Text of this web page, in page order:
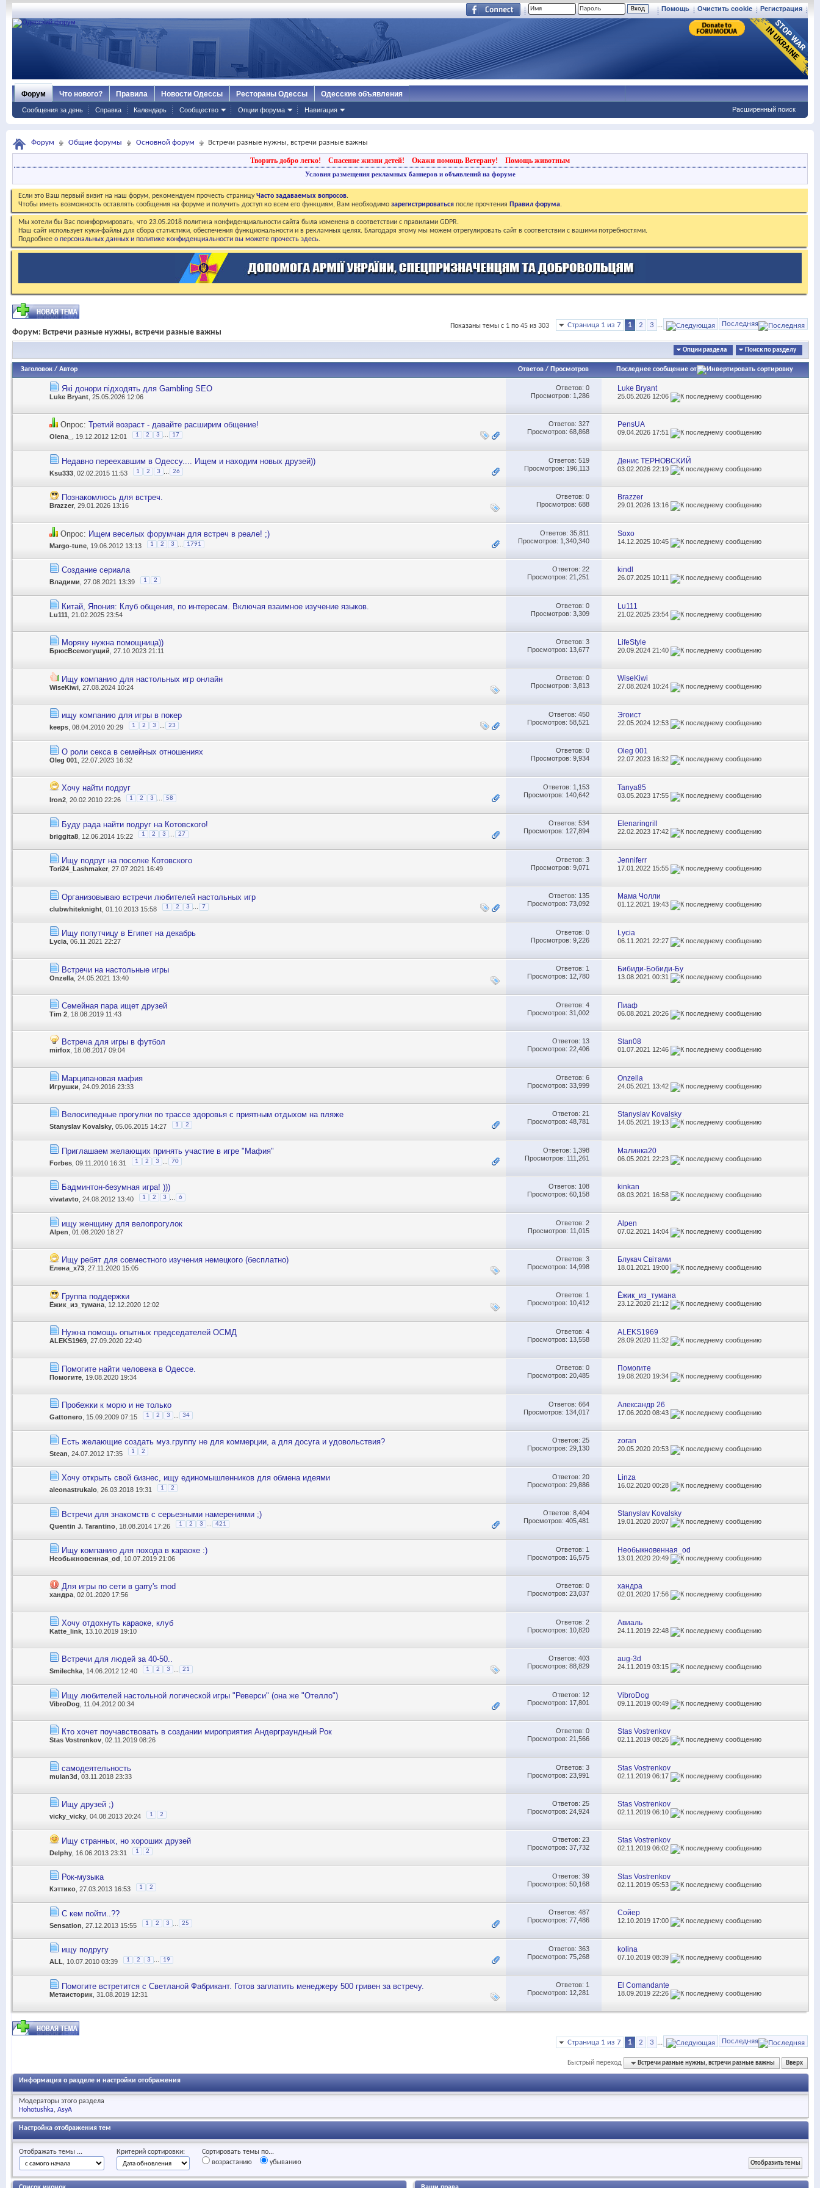
Регистрация
Очистить cookie
Помощь
Форум
Сообщения за день Справка Календарь Сообщество Опции форума Навигация
Что нового? Правила Новости Одессы Рестораны Одессы Одесские объявления
Расширенный поиск
Форум Общие форумы Основной форум Встречи разные нужны, встречи разные важны
Творить добро легко! Спасение жизни детей! Окажи помощь Ветерану! Помощь животным
Условия размещения рекламных баннеров и объявлений на форуме
Если это Ваш первый визит на наш форум, рекомендуем прочесть страницуЧасто задаваемых вопросов.
Чтобы иметь возможность оставлять сообщения на форуме и получить доступ ко всем его функциям, Вам необходимо зарегистрироваться после прочтения Правил форума.
Мы хотели бы Вас поинформировать, что 23.05.2018 политика конфиденциальности сайта была изменена в соответствии с правилами GDPR.
Наш сайт использует куки-файлы для сбора статистики, обеспечения функциональности и в рекламных целях. Благодаря этому мы можем отрегулировать сайт в соответствии с вашими потребностями.
Подробнее о персональных данных и политике конфиденциальности вы можете прочесть здесь.
Страница 1 из 7 1 2 3 ... Последняя
Показаны темы с 1 по 45 из 303
Форум: Встречи разные нужны, встречи разные важны
Опции раздела Поиск по разделу
Заголовок / Автор Ответов/ Просмотров Последнее сообщение от
Які донори підходять для Gambling SEO
Luke Bryant , 25.05.2026 12:06
Ответов: 0
Просмотров: 1,286
Luke Bryant
25.05.2026 12:06
Опрос: Третий возраст - давайте расширим общение!
Olena_ , 19.12.2012 12:01 1 2 3 17
Ответов: 327
Просмотров: 68,868
PensUA
09.04.2026 17:51
Недавно переехавшим в Одессу.... Ищем и находим новых друзей))
Ksu333 , 02.02.2015 11:53 1 2 3 26
Ответов: 519
Просмотров: 196,113
Денис ТЕРНОВСКИЙ
03.02.202622:19
Познакомлюсь для встреч.
Brazzer, 29.01.2026 13:16
Ответов: 0
Просмотров: 688
Brazzer
29.01.2026 13:16
Опрос: Ищем веселых форумчан для встреч в реале! ;)
Margo-tune , 19.06.2012 13:13 1 2 3 1791
Ответов: 35,811
Просмотров: 1,340,340
Soxo
14.12.2025 10:45
Создание сериала
Владими , 27.08.2021 13:39 1 2
Ответов: 22
Просмотров: 21,251
kindl
26.07.2025 10:11
Китай, Япония: Клуб общения, по интересам. Включая взаимное изучение языков.
Lu111 , 21.02.2025 23:54
Ответов: 0
Просмотров: 3,309
Lu111
21.02.202523:54
Моряку нужна помощница))
БрюсВсемогущий , 27.10.2023 21:11
Ответов: 3
Просмотров: 13,677
LifeStyle
20.09.202421:40
Ищу компанию для настольных игр онлайн
WiseKiwi , 27.08.2024 10:24
Ответов: 0
Просмотров: 3,813
WiseKiwi
27.08.202410:24
ищу компанию для игры в покер
keeps , 08.04.2010 20:29 1 2 3 23
Ответов: 450
Просмотров: 58,521
Эгоист
22.05.2024 12:53
О роли секса в семейных отношениях
Oleg 001 , 22.07.2023 16:32
Ответов: 0
Просмотров: 9,934
Oleg 001
22.07.202316:32
Хочу найти подруг
Iron2 , 20.02.2010 22:26 1 2 3 58
Ответов: 1,153
Просмотров: 140,642
Tanya85
03.05.2023 17:55
Буду рада найти подруг на Котовского!
briggita8 , 12.06.2014 15:22 1 2 3 27
Ответов: 534
Просмотров: 127,894
Elenaringrill
22.02.2023 17:42
Ищу подруг на поселке Котовского
Tori24_Lashmaker , 27.07.2021 16:49
Ответов: 3
Просмотров: 9,071
Jenniferr
17.01.2022 15:55
Организовываю встречи любителей настольных игр
clubwhiteknight , 01.10.2013 15:58 1 2 3 7
Ответов: 135
Просмотров: 73,092
Мама Чолли
01.12.2021 19:43
Ищу попутчицу в Египет на декабрь
Lycia , 06.11.2021 22:27
Ответов: 0
Просмотров: 9,226
Lycia
06.11.202122:27
Встречи на настольные игры
Onzella , 24.05.2021 13:40
Ответов: 1
Просмотров: 12,780
Бибиди-Бобиди-Бу
13.08.202100:31
Семейная пара ищет друзей
Tim 2 , 18.08.2019 11:43
Ответов: 4
Просмотров: 31,002
Пиаф
06.08.202120:26
Встреча для игры в футбол
mirfox, 18.08.2017 09:04
Ответов: 13
Просмотров: 22,406
Stan08
01.07.2021 12:46
Марципановая мафия
Игрушки , 24.09.2016 23:33
Ответов: 6
Просмотров: 33,999
Onzella
24.05.2021 13:42
Велосипедные прогулки по трассе здоровья с приятным отдыхом на пляже
Stanyslav Kovalsky , 05.06.2015 14:27 1 2
Ответов: 21
Просмотров: 48,781
Stanyslav Kovalsky
14.05.2021 19:13
Приглашаем желающих принять участие в игре "Мафия"
Forbes , 09.11.2010 16:31 1 2 3 70
Ответов: 1,398
Просмотров: 111,261
Малинка20
06.05.202122:23
Бадминтон-безумная игра! )))
vivatavto , 24.08.2012 13:40 1 2 3 6
Ответов: 108
Просмотров: 60,158
kinkan
08.03.2021 16:58
ищу женщину для велопрогулок
Alpen , 01.08.2020 18:27
Ответов: 2
Просмотров: 11,015
Alpen
07.02.2021 14:04
Ищу ребят для совместного изучения немецкого (бесплатно)
Елена_x73 , 27.11.2020 15:05
Ответов: 3
Просмотров: 14,998
Блукач Світами
18.01.2021 19:00
Группа поддержки
Ёжик_из_тумана , 12.12.2020 12:02
Ответов: 1
Просмотров: 10,412
Ёжик_из_тумана
23.12.202021:12
Нужна помощь опытных председателей ОСМД
ALEKS1969 , 27.09.2020 22:40
Ответов: 4
Просмотров: 13,558
ALEKS1969
28.09.2020 11:32
Помогите найти человека в Одессе.
Помогите , 19.08.2020 19:34
Ответов: 0
Просмотров: 20,485
Помогите
19.08.2020 19:34
Пробежки к морю и не только
Gattonero , 15.09.2009 07:15 1 2 3 34
Ответов: 664
Просмотров: 134,017
Александр 26
17.06.202008:43
Есть желающие создать муз.группу не для коммерции, а для досуга и удовольствия?
Stean , 24.07.2012 17:35 1 2
Ответов: 25
Просмотров: 29,130
zoran
20.05.202020:53
Хочу открыть свой бизнес, ищу единомышленников для обмена идеями
aleonastrukalo , 26.03.2018 19:31 1 2
Ответов: 20
Просмотров: 29,886
Linza
16.02.202000:28
Встречи для знакомств с серьезными намерениями ;)
Quentin J. Tarantino , 18.08.2014 17:26 1 2 3 421
Ответов: 8,404
Просмотров: 405,481
Stanyslav Kovalsky
19.01.202020:07
Ищу компанию для похода в караоке :)
Необыкновенная_od , 10.07.2019 21:06
Ответов: 1
Просмотров: 16,575
Необыкновенная_od
13.01.202020:49
Для игры по сети в garry's mod
хандра, 02.01.2020 17:56
Ответов: 0
Просмотров: 23,037
хандра
02.01.2020 17:56
Хочу отдохнуть караоке, клуб
Katte_link , 13.10.2019 19:10
Ответов: 2
Просмотров: 10,820
Авиаль
24.11.201922:48
Встречи для людей за 40-50..
Smilechka , 14.06.2012 12:40 1 2 3 21
Ответов: 403
Просмотров: 88,829
aug-3d
24.11.201903:15
Ищу любителей настольной логической игры "Реверси" (она же "Отелло")
VibroDog , 11.04.2012 00:34
Ответов: 12
Просмотров: 17,801
VibroDog
09.11.201900:49
Кто хочет поучавствовать в создании мироприятия Андерграундный Рок
Stas Vostrenkov , 02.11.2019 08:26
Ответов: 0
Просмотров: 21,566
Stas Vostrenkov
02.11.201908:26
самодеятельность
mulan3d , 03.11.2018 23:33
Ответов: 3
Просмотров: 23,991
Stas Vostrenkov
02.11.201906:17
Ищу друзей ;)
vicky_vicky , 04.08.2013 20:24 1 2
Ответов: 25
Просмотров: 24,924
Stas Vostrenkov
02.11.201906:10
Ищу странных, но хороших друзей
Delphy , 16.06.2013 23:31 1 2
Ответов: 23
Просмотров: 37,732
Stas Vostrenkov
02.11.201906:02
Рок-музыка
Кэттико , 27.03.2013 16:53 1 2
Ответов: 39
Просмотров: 50,168
Stas Vostrenkov
02.11.201905:53
С кем пойти..??
Sensation , 27.12.2013 15:55 1 2 3 ... 25
Ответов: 487
Просмотров: 77,486
Сойер
12.10.201917:00
ищу подругу
ALL , 10.07.2010 03:39 1 2 3 19
Ответов: 363
Просмотров: 75,268
kolina
07.10.201908:39
Помогите встретится с Светланой Фабрикант. Готов заплатить менеджеру 500 гривен за встречу.
Метаисторик , 31.08.2019 12:31
Ответов: 1
Просмотров: 12,281
El Comandante
18.09.201922:26
Страница 1 из 7 1 2 3 ... Последняя
Быстрый переход Встречи разные нужны, встречи разные важны Вверх
Информация о разделе и настройки отображения
Модераторы этого раздела
Hohotushka AsyA
Настройка отображения тем
Отображать темы ... Критерий сортировки:
Сортировать темы по...
возрастанию
убыванию